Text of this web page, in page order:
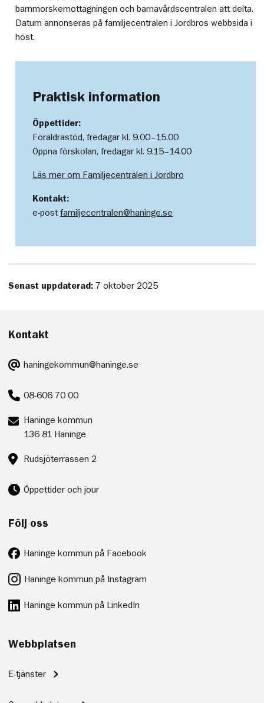
barnmorskemottagningen och barnavårdscentralen att delta.
Datum annonseras på familjecentralen i Jordbros webbsida i
höst.
Praktisk information
Öppettider:
Föräldrastöd, fredagar kl. 9.00–15.00
Öppna förskolan, fredagar kl. 9.15–14.00
Läs mer om Familjecentralen i Jordbro
Kontakt:
e-postfamiljecentralen@haninge.se
Senast uppdaterad:7 oktober 2025
Kontakt
E-
post:
haningekommun@haninge.se
Telefon:
08-606 70 00
Postadress:
Haninge kommun
136 81 Haninge
Besöksadress:
Rudsjöterrassen 2
Öppettider och jour
Följ oss
Haninge kommun på Facebook
Haninge kommun på Instagram
Haninge kommun på LinkedIn
Webbplatsen
E-tjänster